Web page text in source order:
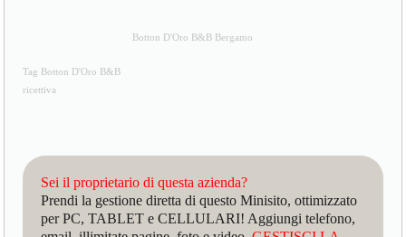
Botton D'Oro B&B Bergamo
Tag Botton D'Oro B&B
ricettiva
Sei il proprietario di questa azienda?
Prendi la gestione diretta di questo Minisito, ottimizzato
per PC, TABLET e CELLULARI! Aggiungi telefono,